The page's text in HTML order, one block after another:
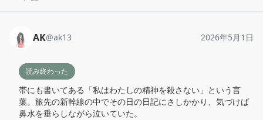
AK@ak13 2026年5月1日
読み終わった
帯にも書いてある「私はわたしの精神を殺さない」という言
葉。旅先の新幹線の中でその日の日記にさしかかり、気づけば
鼻水を垂らしながら泣いていた。